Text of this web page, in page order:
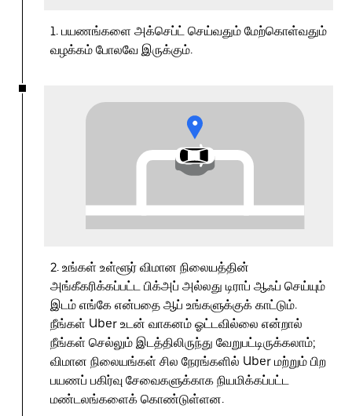
1. பயணங்களை அக்செப்ட் செய்வதும் மேற்கொள்வதும்
வழக்கம் போலவே இருக்கும்.
2. உங்கள் உள்ளூர் விமான நிலையத்தின்
அங்கீகரிக்கப்பட்ட பிக்அப் அல்லது டிராப் ஆஃப் செய்யும்
இடம் எங்கே என்பதை ஆப் உங்களுக்குக் காட்டும்.
நீங்கள் Uber உடன் வாகனம் ஓட்டவில்லை என்றால்
நீங்கள் செல்லும் இடத்திலிருந்து வேறுபட்டிருக்கலாம்;
விமான நிலையங்கள் சில நேரங்களில் Uber மற்றும் பிற
பயணப் பகிர்வு சேவைகளுக்காக நியமிக்கப்பட்ட
மண்டலங்களைக் கொண்டுள்ளன.